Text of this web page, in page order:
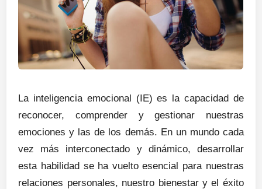
La inteligencia emocional (IE) es la capacidad de
reconocer, comprender y gestionar nuestras
emociones y las de los demás. En un mundo cada
vez más interconectado y dinámico, desarrollar
esta habilidad se ha vuelto esencial para nuestras
relaciones personales, nuestro bienestar y el éxito